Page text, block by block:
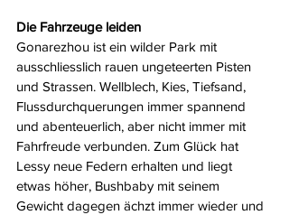
Die Fahrzeuge leiden
Gonarezhou ist ein wilder Park mit
ausschliesslich rauen ungeteerten Pisten
und Strassen. Wellblech, Kies, Tiefsand,
Flussdurchquerungen immer spannend
und abenteuerlich, aber nicht immer mit
Fahrfreude verbunden. Zum Glück hat
Lessy neue Federn erhalten und liegt
etwas höher, Bushbaby mit seinem
Gewicht dagegen ächzt immer wieder und